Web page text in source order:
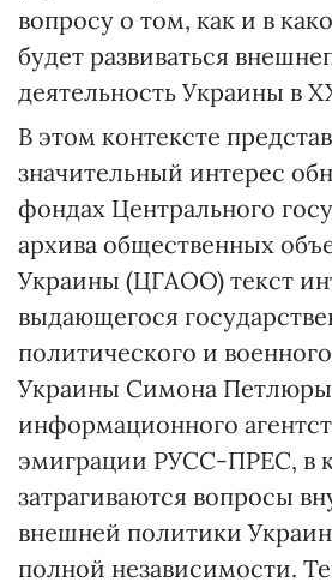
вопросу о том, как и в
будет развиваться
деятельность Украины в
В этом контексте
значительный интерес
фондах Центрального
архива общественных
Украины (ЦГАОО) текст
выдающегося
политического и
Украины Симона Петлюры
информационного
эмиграции РУСС-ПРЕС, в
затрагиваются вопросы
внешней политики
полной независимости.